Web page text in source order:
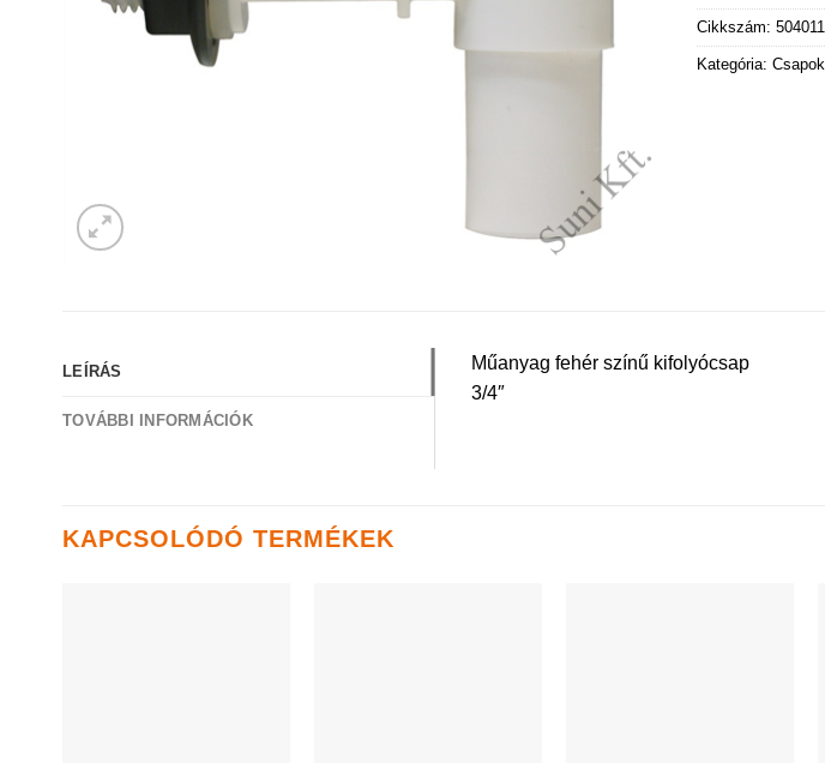
Cikkszám:504011
Kategória:Csapok
LEÍRÁS
TOVÁBBI INFORMÁCIÓK
Műanyag fehér színű kifolyócsap
3/4″
KAPCSOLÓDÓ TERMÉKEK